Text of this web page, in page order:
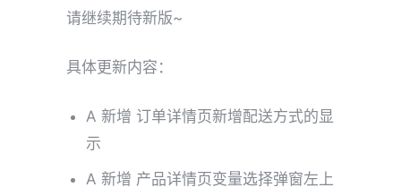
请继续期待新版~
具体更新内容：
A 新增 订单详情页新增配送方式的显
示
A 新增 产品详情页变量选择弹窗左上